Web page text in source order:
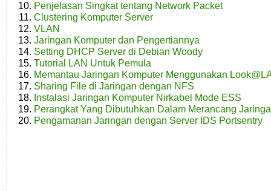
Penjelasan Singkat tentang Network Packet
Clustering Komputer Server
VLAN
Jaringan Komputer dan Pengertiannya
Setting DHCP Server di Debian Woody
Tutorial LAN Untuk Pemula
Memantau Jaringan Komputer Menggunakan
Sharing File di Jaringan dengan NFS
Instalasi Jaringan Komputer Nirkabel Mode ESS
Perangkat Yang Dibutuhkan Dalam Merancang
Pengamanan Jaringan dengan Server IDS Portsentry